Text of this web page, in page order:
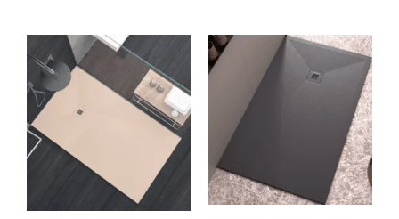
de
precios:
desde
190,00 €
hasta
480,00 €
Rango
de
precios:
190,00 €
hasta
480,00 €